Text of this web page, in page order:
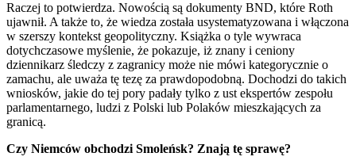
Raczej to potwierdza. Nowością są dokumenty BND, które Roth
ujawnił. A także to, że wiedza została usystematyzowana i włączona
w szerszy kontekst geopolityczny. Książka o tyle wywraca
dotychczasowe myślenie, że pokazuje, iż znany i ceniony
dziennikarz śledczy z zagranicy może nie mówi kategorycznie o
zamachu, ale uważa tę tezę za prawdopodobną. Dochodzi do takich
wniosków, jakie do tej pory padały tylko z ust ekspertów zespołu
parlamentarnego, ludzi z Polski lub Polaków mieszkających za
granicą.
Czy Niemców obchodzi Smoleńsk? Znają tę sprawę?